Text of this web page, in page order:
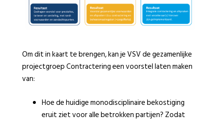
Om dit in kaart te brengen, kan je VSV de gezamenlijke
projectgroep Contractering een voorstel laten maken
van:
Hoe de huidige monodisciplinaire bekostiging
eruit ziet voor alle betrokken partijen? Zodat